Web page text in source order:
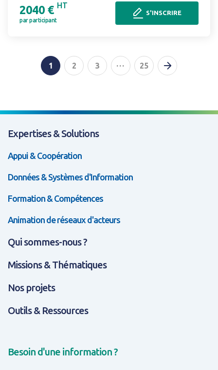
2040 € HT
par participant
S'INSCRIRE
1 2 3 ... 25 Page
Expertises & Solutions
Appui & Coopération
Données & Systèmes d'Information
Formation & Compétences
Animation de réseaux d'acteurs
Qui sommes-nous ?
Missions & Thématiques
Nos projets
Outils & Ressources
Besoin d'une information ?